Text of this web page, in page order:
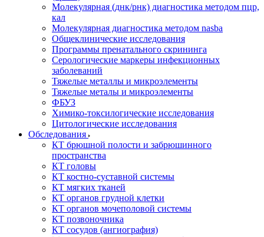
Молекулярная (днк/рнк) диагностика методом пцр,
кал
Молекулярная диагностика методом nasba
Общеклинические исследования
Программы пренатального скрининга
Серологические маркеры инфекционных
заболеваний
Тяжелые металлы и микроэлементы
Тяжелые металы и микроэлементы
ФБУЗ
Химико-токсилогические исследования
Цитологические исследования
Обследования
КТ брюшной полости и забрюшинного
пространства
КТ головы
КТ костно-суставной системы
КТ мягких тканей
КТ органов грудной клетки
КТ органов мочеполовой системы
КТ позвоночника
КТ сосудов (ангиография)